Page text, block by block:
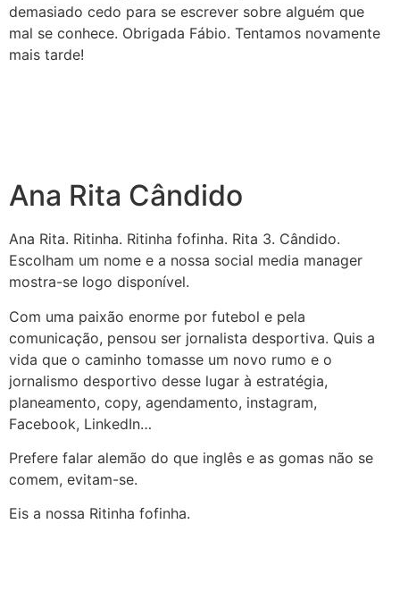
demasiado cedo para se escrever sobre alguém que
mal se conhece. Obrigada Fábio. Tentamos novamente
mais tarde!
Ana Rita Cândido
Ana Rita. Ritinha. Ritinha fofinha. Rita 3. Cândido.
Escolham um nome e a nossa social media manager
mostra-se logo disponível.
Com uma paixão enorme por futebol e pela
comunicação, pensou ser jornalista desportiva. Quis a
vida que o caminho tomasse um novo rumo e o
jornalismo desportivo desse lugar à estratégia,
planeamento, copy, agendamento, instagram,
Facebook, LinkedIn…
Prefere falar alemão do que inglês e as gomas não se
comem, evitam-se.
Eis a nossa Ritinha fofinha.